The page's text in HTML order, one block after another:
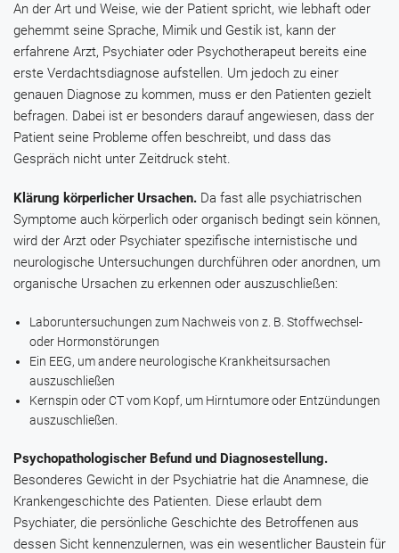
An der Art und Weise, wie der Patient spricht, wie lebhaft oder
gehemmt seine Sprache, Mimik und Gestik ist, kann der
erfahrene Arzt, Psychiater oder Psychotherapeut bereits eine
erste Verdachtsdiagnose aufstellen. Um jedoch zu einer
genauen Diagnose zu kommen, muss er den Patienten gezielt
befragen. Dabei ist er besonders darauf angewiesen, dass der
Patient seine Probleme offen beschreibt, und dass das
Gespräch nicht unter Zeitdruck steht.
Klärung körperlicher Ursachen. Da fast alle psychiatrischen
Symptome auch körperlich oder organisch bedingt sein können,
wird der Arzt oder Psychiater spezifische internistische und
neurologische Untersuchungen durchführen oder anordnen, um
organische Ursachen zu erkennen oder auszuschließen:
Laboruntersuchungen zum Nachweis von z. B. Stoffwechsel-
oder Hormonstörungen
Ein EEG, um andere neurologische Krankheitsursachen
auszuschließen
Kernspin oder CT vom Kopf, um Hirntumore oder Entzündungen
auszuschließen.
Psychopathologischer Befund und Diagnosestellung.
Besonderes Gewicht in der Psychiatrie hat die Anamnese, die
Krankengeschichte des Patienten. Diese erlaubt dem
Psychiater, die persönliche Geschichte des Betroffenen aus
dessen Sicht kennenzulernen, was ein wesentlicher Baustein für